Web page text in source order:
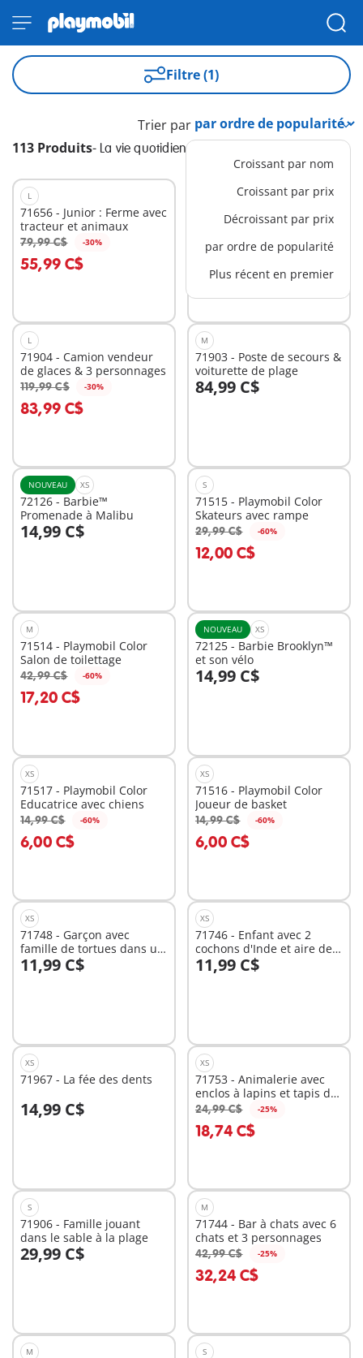
Filtre (1)
113 Produits- La vie quotidienne
Trier par
Croissant par nom
Croissant par prix
Décroissant par prix
par ordre de popularité
Plus récent en premier
L
71656 - Junior : Ferme avec
tracteur et animaux
79,99 C$ -30%
55,99 C$
Au panier
NOUVEAU L
72121 - Barbie™ Café de
plage Malibu
89,99 C$
Au panier
L
71904 - Camion vendeur
de glaces & 3 personnages
119,99 C$ -30%
83,99 C$
Au panier
M
71903 - Poste de secours &
voiturette de plage
84,99 C$
Au panier
NOUVEAU XS
72126 - Barbie™
Promenade à Malibu
14,99 C$
Au panier
S
71515 - Playmobil Color
Skateurs avec rampe
29,99 C$ -60%
12,00 C$
Au panier
M
71514 - Playmobil Color
Salon de toilettage
42,99 C$ -60%
17,20 C$
Au panier
NOUVEAU XS
72125 - Barbie Brooklyn™
et son vélo
14,99 C$
Au panier
XS
71517 - Playmobil Color
Educatrice avec chiens
14,99 C$ -60%
6,00 C$
Au panier
XS
71516 - Playmobil Color
Joueur de basket
14,99 C$ -60%
6,00 C$
Au panier
XS
71748 - Garçon avec
famille de tortues dans un
terrarium
11,99 C$
Au panier
XS
71746 - Enfant avec 2
cochons d'Inde et aire de
jeux
11,99 C$
Au panier
XS
71967 - La fée des dents
14,99 C$
Au panier
XS
71753 - Animalerie avec
enclos à lapins et tapis de
jeux
24,99 C$ -25%
18,74 C$
Au panier
S
71906 - Famille jouant
dans le sable à la plage
29,99 C$
Au panier
M
71744 - Bar à chats avec 6
chats et 3 personnages
42,99 C$ -25%
32,24 C$
Au panier
M S